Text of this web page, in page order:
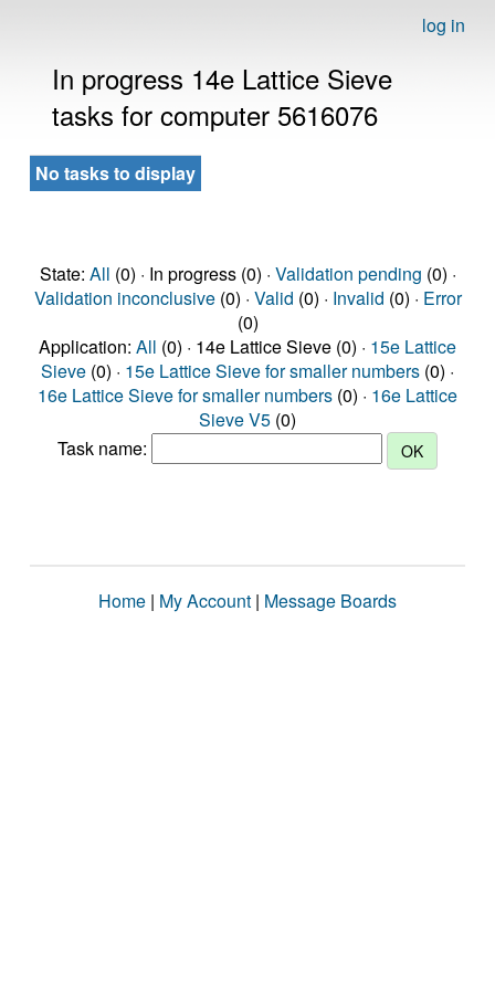
log in
In progress 14e Lattice Sieve
tasks for computer 5616076
No tasks to display
State: All (0) · In progress (0) · Validation pending (0) ·
Validation inconclusive(0) · Valid (0) · Invalid (0) · Error
(0)
Application: All (0) · 14e Lattice Sieve (0) · 15e Lattice
Sieve (0) · 15e Lattice Sieve for smaller numbers (0) ·
16e Lattice Sieve for smaller numbers (0) · 16e Lattice
Sieve V5 (0)
Task name:
Home | My Account | Message Boards